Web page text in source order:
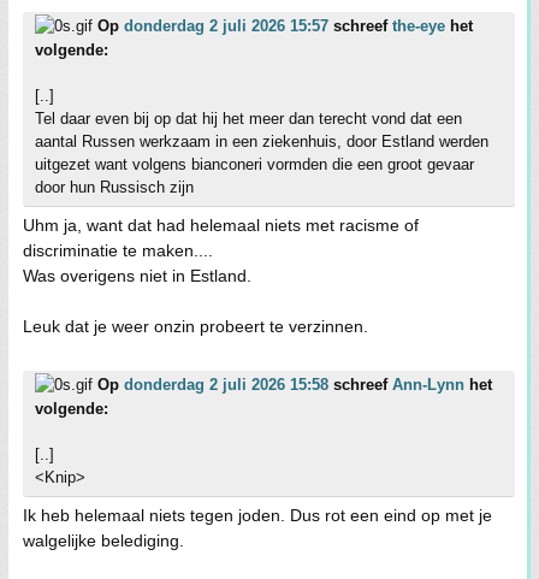
Op donderdag 2 juli 2026 15:57 schreef the-eye het
volgende:
[..]
Tel daar even bij op dat hij het meer dan terecht vond dat een
aantal Russen werkzaam in een ziekenhuis, door Estland werden
uitgezet want volgens bianconeri vormden die een groot gevaar
door hun Russisch zijn
Uhm ja, want dat had helemaal niets met racisme of
discriminatie te maken....
Was overigens niet in Estland.
Leuk dat je weer onzin probeert te verzinnen.
Op donderdag 2 juli 2026 15:58 schreef Ann-Lynn het
volgende:
[..]
<Knip>
Ik heb helemaal niets tegen joden. Dus rot een eind op met je
walgelijke belediging.